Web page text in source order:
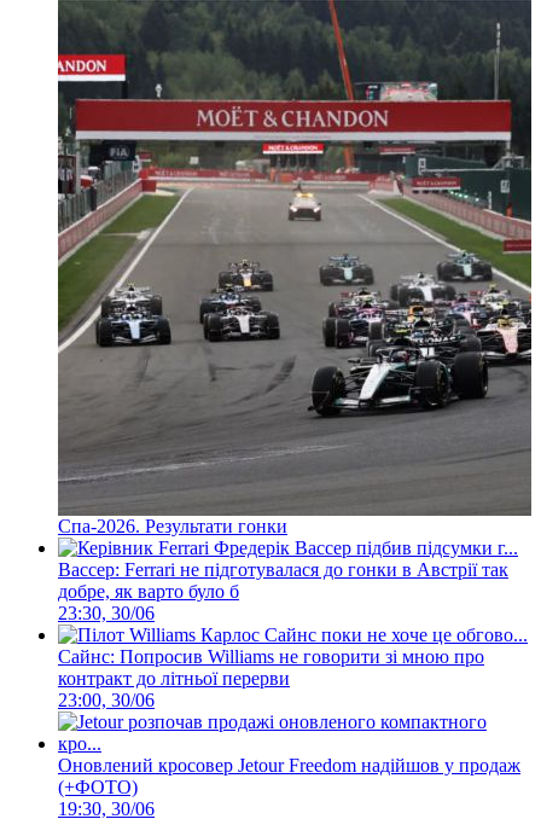
Спа-2026. Результати гонки
Вассер: Ferrari не підготувалася до гонки в Австрії так
добре, як варто було б
23:30, 30/06
Сайнс: Попросив Williams не говорити зі мною про
контракт до літньої перерви
23:00, 30/06
Оновлений кросовер Jetour Freedom надійшов у продаж
(+ФОТО)
19:30, 30/06